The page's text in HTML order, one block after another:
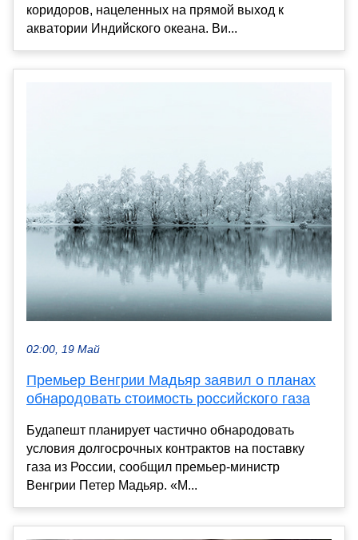
коридоров, нацеленных на прямой выход к
акватории Индийского океана. Ви...
02:00, 19 Май
Премьер Венгрии Мадьяр заявил о планах
обнародовать стоимость российского газа
Будапешт планирует частично обнародовать
условия долгосрочных контрактов на поставку
газа из России, сообщил премьер-министр
Венгрии Петер Мадьяр. «М...